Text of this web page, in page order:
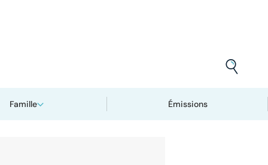
Famille Émissions